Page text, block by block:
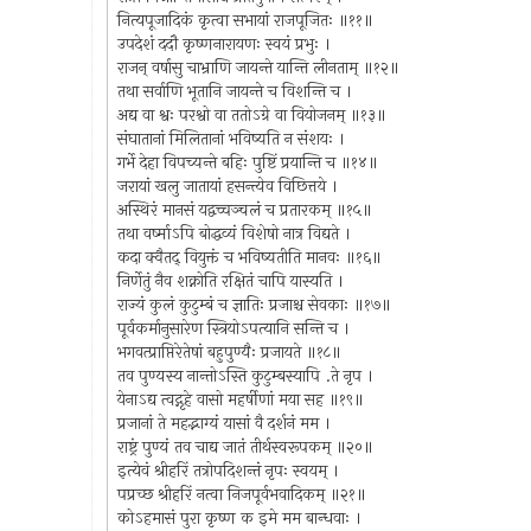
नित्यपूजादिकं कृत्वा सभायां राजपूजितः ॥११॥
उपदेशं ददौ कृष्णनारायणः स्वयं प्रभुः ।
राजन् वर्षासु चाभ्राणि जायन्ते यान्ति लीनताम् ॥१२॥
तथा सर्वाणि भूतानि जायन्ते च विशन्ति च ।
अद्य वा श्वः परश्वो वा ततोऽग्रे वा वियोजनम् ॥१३॥
संघातानां मिलितानां भविष्यति न संशयः ।
गर्भे देहा विपच्यन्ते बहिः पुष्टिं प्रयान्ति च ॥१४॥
जरायां खलु जातायां हसन्त्येव विछित्तये ।
अस्थिरं मानसं यद्वच्चञ्चलं च प्रतारकम् ॥१५॥
तथा वर्ष्माऽपि बोद्धव्यं विशेषो नात्र विद्यते ।
कदा क्वैतद् वियुक्तं च भविष्यतीति मानवः ॥१६॥
निर्णेतुं नैव शक्नोति रक्षितं चापि यास्यति ।
राज्यं कुलं कुटुम्बं च ज्ञातिः प्रजाश्च सेवकाः ॥१७॥
पूर्वकर्मानुसारेण स्त्रियोऽपत्यानि सन्ति च ।
भगवत्प्राप्तिरेतेषां बहुपुण्यैः प्रजायते ॥१८॥
तव पुण्यस्य नान्तोऽस्ति कुटुम्बस्यापि .ते नृप ।
येनाऽद्य त्वद्गृहे वासो महर्षीणां मया सह ॥१९॥
प्रजानां ते महद्भाग्यं यासां वै दर्शनं मम ।
राष्ट्रं पुण्यं तव चाद्य जातं तीर्थस्वरूपकम् ॥२०॥
इत्येवं श्रीहरिं तत्रोपदिशन्तं नृपः स्वयम् ।
पप्रच्छ श्रीहरिं नत्वा निजपूर्वभवादिकम् ॥२१॥
कोऽहमासं पुरा कृष्ण क इमे मम बान्धवाः ।